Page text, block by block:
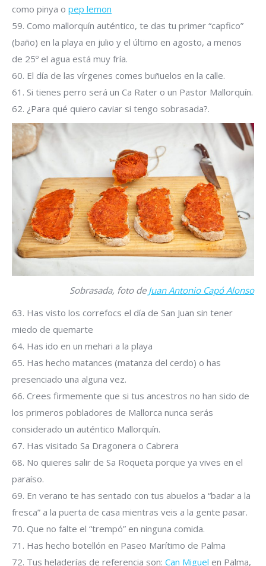
como pinya o pep lemon
59. Como mallorquín auténtico, te das tu primer “capfico”
(baño) en la playa en julio y el último en agosto, a menos
de 25º el agua está muy fría.
60. El día de las vírgenes comes buñuelos en la calle.
61. Si tienes perro será un Ca Rater o un Pastor Mallorquín.
62. ¿Para qué quiero caviar si tengo sobrasada?.
Sobrasada, foto de Juan Antonio Capó Alonso
63. Has visto los correfocs el día de San Juan sin tener
miedo de quemarte
64. Has ido en un mehari a la playa
65. Has hecho matances (matanza del cerdo) o has
presenciado una alguna vez.
66. Crees firmemente que si tus ancestros no han sido de
los primeros pobladores de Mallorca nunca serás
considerado un auténtico Mallorquín.
67. Has visitado Sa Dragonera o Cabrera
68. No quieres salir de Sa Roqueta porque ya vives en el
paraíso.
69. En verano te has sentado con tus abuelos a “badar a la
fresca” a la puerta de casa mientras veis a la gente pasar.
70. Que no falte el “trempó” en ninguna comida.
71. Has hecho botellón en Paseo Marítimo de Palma
72. Tus heladerías de referencia son: Can Miguel en Palma,